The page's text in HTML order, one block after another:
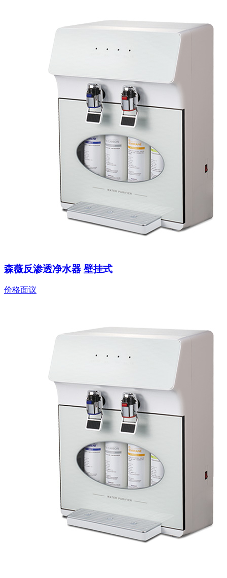
森薇反渗透净水器 壁挂式
价格面议